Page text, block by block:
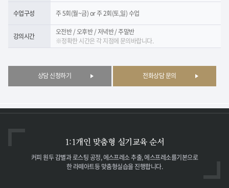
수업구성 주 5회(월~금) or 주 2회(토,일) 수업
강의시간
오전반 / 오후반 / 저녁반 / 주말반
※정확한 시간은 각 지점에 문의바랍니다.
상담 신청하기 전화상담 문의
1:1개인 맞춤형 실기교육 순서
커피 원두 감별과 로스팅 공정,에스프레소 추출, 에스프레소를기본으로
한 라떼아트등 맞춤형실습을 진행합니다.